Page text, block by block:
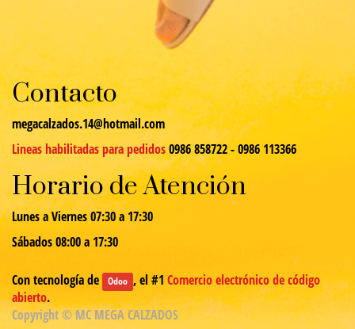
Contacto
megacalzados.14@hotmail.com
Lineas habilitadas para pedidos0986 858722 - 0986 113366
Horario de Atención
Lunes a Viernes 07:30 a 17:30
Sábados 08:00 a 17:30
Con tecnología de Odoo , el #1Comercio electrónico de código
abierto.
Copyright © MC MEGA CALZADOS